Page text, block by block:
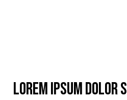
LOREM IPSUM DOLOR